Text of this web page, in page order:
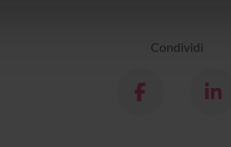
Condividi